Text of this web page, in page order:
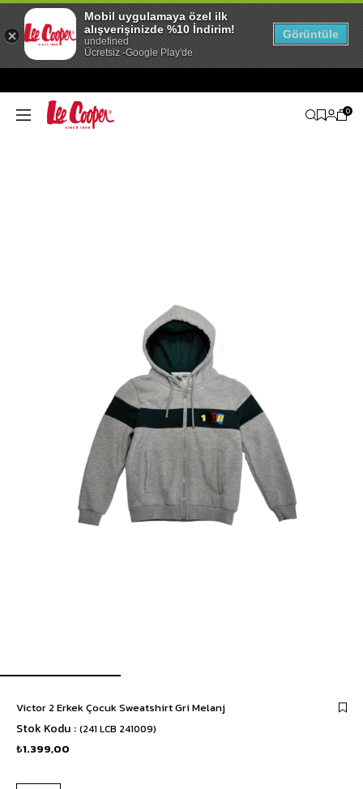
0
Victor 2 Erkek Çocuk Sweatshirt Gri Melanj
Stok Kodu (241 LCB 241009)
₺1.399,00
Mobil uygulamaya özel ilk
alışverişinizde %10 İndirim!
undefined
Ücretsiz -Google Play'de
Görüntüle